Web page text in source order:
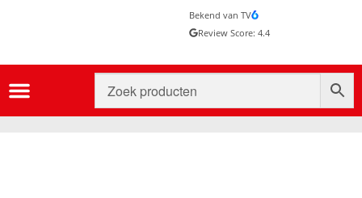
Bekend van TV
Review Score: 4.4